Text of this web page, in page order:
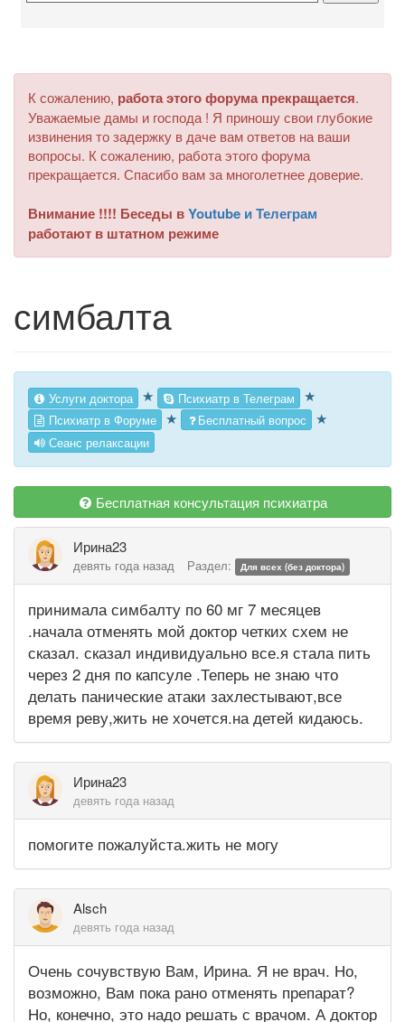
К сожалению, работа этого форума прекращается.
Уважаемые дамы и господа ! Я приношу свои глубокие
извинения то задержку в даче вам ответов на ваши
вопросы. К сожалению, работа этого форума
прекращается. Спасибо вам за многолетнее доверие.
Внимание !!!! Беседы вYoutube и Телеграм
работают в штатном режиме
симбалта
Услуги доктора ★ Психиатр в Телеграм ★
Психиатр в Форуме ★ Бесплатный вопрос ★
Сеанс релаксации
Бесплатная консультация психиатра
Ирина23
девять года назад Раздел: Для всех (без доктора)
принимала симбалту по 60 мг 7 месяцев
.начала отменять мой доктор четких схем не
сказал. сказал индивидуально все.я стала пить
через 2 дня по капсуле .Теперь не знаю что
делать панические атаки захлестывают,все
время реву,жить не хочется.на детей кидаюсь.
Ирина23
девять года назад
помогите пожалуйста.жить не могу
Alsch
девять года назад
Очень сочувствую Вам, Ирина. Я не врач. Но,
возможно, Вам пока рано отменять препарат?
Но, конечно, это надо решать с врачом. А доктор